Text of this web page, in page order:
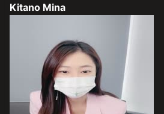
Kitano Mina